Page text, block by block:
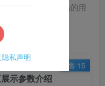
没有百度网盘会员的用
示参数介绍
已售 15
隐私声明